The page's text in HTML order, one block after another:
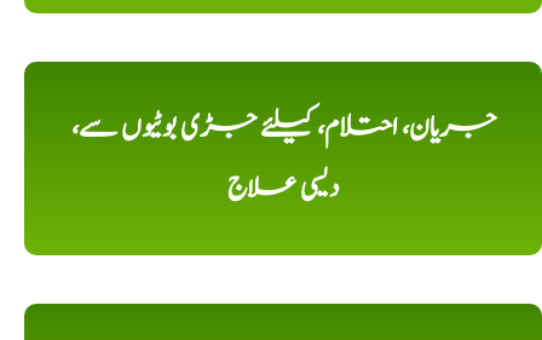
جریان، احتلام، کیلئے جڑی بوٹیوں سے،
دیسی علاج